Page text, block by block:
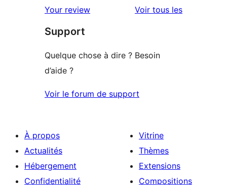
2
à
1
Your review Voir tous lesavis
Support
Quelque chose à dire ? Besoin
d’aide ?
Voir le forum de support
À propos
Actualités
Hébergement
Confidentialité
Vitrine
Thèmes
Extensions
Compositions